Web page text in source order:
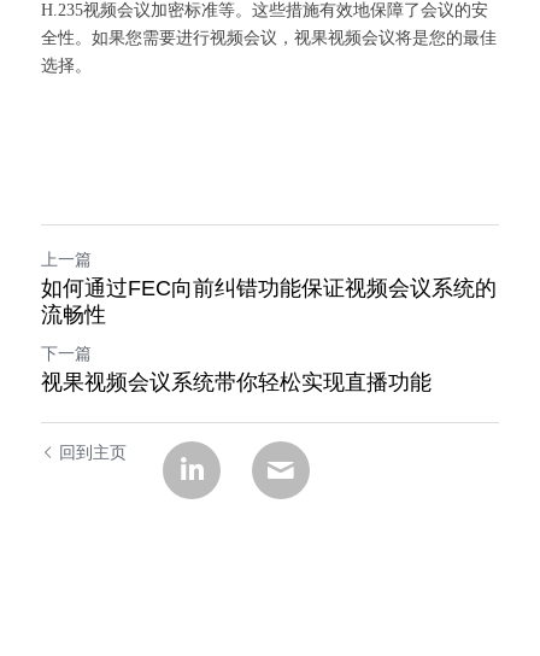
H.235视频会议加密标准等。这些措施有效地保障了会议的安
全性。如果您需要进行视频会议，视果视频会议将是您的最佳
选择。
上一篇
如何通过FEC向前纠错功能保证视频会议系统的
流畅性
下一篇
视果视频会议系统带你轻松实现直播功能
回到主页